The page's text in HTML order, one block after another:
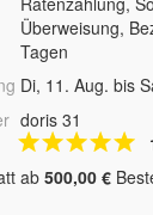
Überweisung,
Tagen
Di, 11. Aug. bis
doris 31
ab 500,00 €